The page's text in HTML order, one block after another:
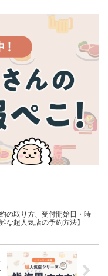
の取り方、受付開始日・時
な超人気店の予約方法】